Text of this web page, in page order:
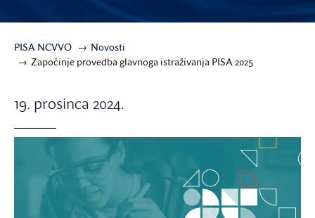
PISA NCVVO
Novosti
Započinje provedba glavnoga istraživanja PISA 2025
19. prosinca 2024.